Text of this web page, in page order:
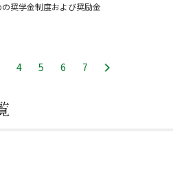
奨学金制度および奨励金
ジ
4 5 6 7